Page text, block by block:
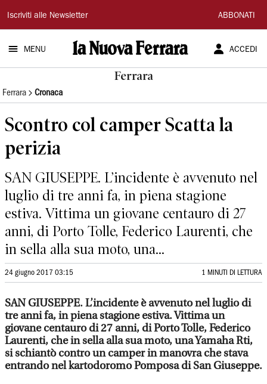
La
Nuova
Ferrara
Iscriviti alle Newsletter ABBONATI
MENU ACCEDI
Ferrara
Ferrara Cronaca
Scontro col camper Scatta la
perizia
SAN GIUSEPPE. L’incidente è avvenuto nel
luglio di tre anni fa, in piena stagione
estiva. Vittima un giovane centauro di 27
anni, di Porto Tolle, Federico Laurenti, che
in sella alla sua moto, una...
24 giugno 2017 03:15 1 MINUTI DI LETTURA
SAN GIUSEPPE. L’incidente è avvenuto nel luglio di
tre anni fa, in piena stagione estiva. Vittima un
giovane centauro di 27 anni, di Porto Tolle, Federico
Laurenti, che in sella alla sua moto, una Yamaha Rti,
si schiantò contro un camper in manovra che stava
entrando nel kartodoromo Pomposa di San Giuseppe.